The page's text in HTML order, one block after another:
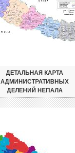
ДЕТАЛЬНАЯ КАРТА
АДМИНИСТРАТИВНЫХ
ДЕЛЕНИЙ НЕПАЛА